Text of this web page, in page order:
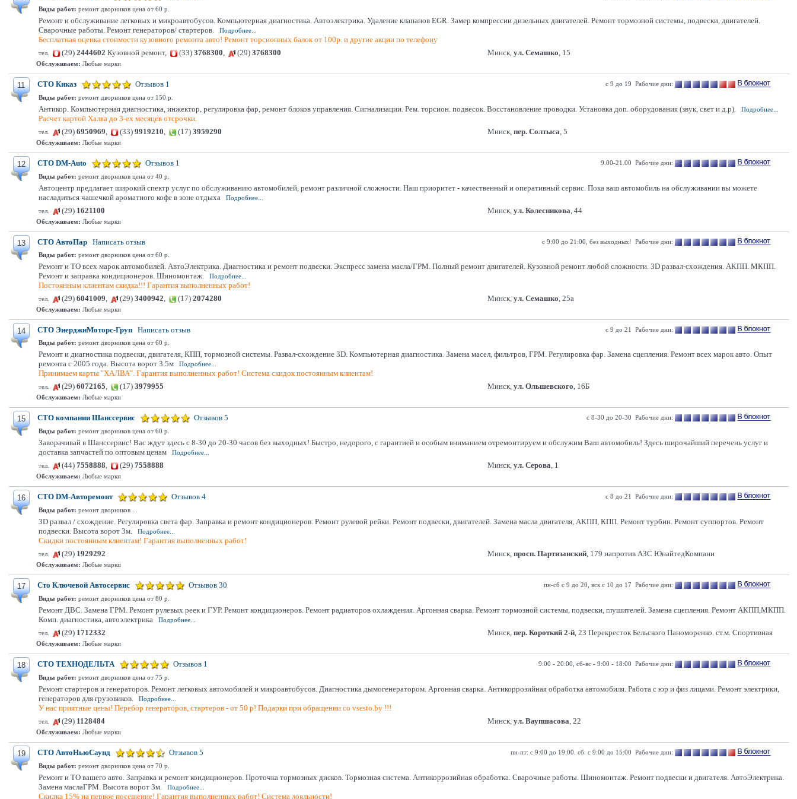
Виды работ: ремонт дворников цена от 60 р.
Ремонт и обслуживание легковых и микроавтобусов. Компьютерная диагностика. Автоэлектрика. Удаление клапанов EGR. Замер компрессии дизельных двигателей. Ремонт тормозной системы, подвески, двигателей.
Сварочные работы. Ремонт генераторов/ стартеров.
Подробнее...
Бесплатная оценка стоимости кузовного ремонта авто! Ремонт торсионных балок от 100р. и другие акции по телефону
тел. (29) 2444602 Кузовной ремонт, (33) 3768300, (29) 3768300 Минск, ул. Семашко, 15
Обслуживаем: Любые марки
11 СТО Киказ Отзывов 1
с 9 до 19 Рабочие дни:
Виды работ: ремонт дворников цена от 150 р.
Антикор. Компьютерная диагностика, инжектор, регулировка фар, ремонт блоков управления. Сигнализации. Рем. торсион. подвесок. Восстановление проводки. Установка доп. оборудования (звук, свет и д.р). Подробнее...
Расчет картой Халва до 3-ех месяцев отсрочки.
тел. (29) 6950969, (33) 9919210, (17) 3959290 Минск, пер. Солтыса, 5
Обслуживаем: Любые марки
12 СТО DM-Auto Отзывов 1
9.00-21.00 Рабочие дни:
Виды работ: ремонт дворников цена от 40 р.
Автоцентр предлагает широкий спектр услуг по обслуживанию автомобилей, ремонт различной сложности. Наш приоритет - качественный и оперативный сервис. Пока ваш автомобиль на обслуживании вы можете
насладиться чашечкой ароматного кофе в зоне отдыха
Подробнее...
тел.
(29) 1621100 Минск, ул. Колесникова, 44
Обслуживаем: Любые марки
13 СТО АвтоПар Написать отзыв
с 9:00 до 21:00, без выходных! Рабочие дни:
Виды работ: ремонт дворников цена от 60 р.
Ремонт и ТО всех марок автомобилей. АвтоЭлектрика. Диагностика и ремонт подвески. Экспресс замена масла/ГРМ. Полный ремонт двигателей. Кузовной ремонт любой сложности. 3D развал-схождения. АКПП. МКПП.
Ремонт и заправка кондиционеров. Шиномонтаж.
Подробнее...
Постоянным клиентам скидка!!! Гарантия выполненных работ!
тел. (29) 6041009, (29) 3400942, (17) 2074280 Минск, ул. Семашко, 25а
Обслуживаем: Любые марки
14 СТО ЭнерджиМоторс-Груп Написать отзыв
с 9 до 21 Рабочие дни:
Виды работ: ремонт дворников цена от 60 р.
Ремонт и диагностика подвески, двигателя, КПП, тормозной системы. Развал-схождение 3D. Компьютерная диагностика. Замена масел, фильтров, ГРМ. Регулировка фар. Замена сцепления. Ремонт всех марок авто. Опыт
ремонта с 2005 года. Высота ворот 3.5м
Подробнее...
Принимаем карты "ХАЛВА". Гарантия выполненных работ! Система скидок постоянным клиентам!
тел. (29) 6072165, (17) 3979955 Минск, ул. Ольшевского, 16Б
Обслуживаем: Любые марки
15 СТО компании Шанссервис Отзывов 5
с 8-30 до 20-30 Рабочие дни:
Виды работ: ремонт дворников цена от 60 р.
Заворачивай в Шанссервис! Вас ждут здесь с 8-30 до 20-30 часов без выходных! Быстро, недорого, с гарантией и особым вниманием отремонтируем и обслужим Ваш автомобиль! Здесь широчайший перечень услуг и
доставка запчастей по оптовым ценам
Подробнее...
тел.
(44) 7558888, (29) 7558888 Минск, ул. Серова, 1
Обслуживаем: Любые марки
16 СТО DM-Авторемонт Отзывов 4
с 8 до 21 Рабочие дни:
Виды работ: ремонт дворников ...
3D развал / схождение. Регулировка света фар. Заправка и ремонт кондиционеров. Ремонт рулевой рейки. Ремонт подвески, двигателей. Замена масла двигателя, АКПП, КПП. Ремонт турбин. Ремонт суппортов. Ремонт
подвески. Высота ворот 3м.
Подробнее...
Скидки постоянным клиентам! Гарантия выполненных работ!
тел. (29) 1929292 Минск, просп. Партизанский, 179 напротив АЗС ЮнайтедКомпани
Обслуживаем: Любые марки
17 Сто Ключевой Автосервис Отзывов 30
пн-сб с 9 до 20, вск с 10 до 17 Рабочие дни:
Виды работ: ремонт дворников цена от 80 р.
Ремонт ДВС. Замена ГРМ. Ремонт рулевых реек и ГУР. Ремонт кондиционеров. Ремонт радиаторов охлаждения. Аргонная сварка. Ремонт тормозной системы, подвески, глушителей. Замена сцепления. Ремонт АКПП,МКПП.
Комп. диагностика, автоэлектрика
Подробнее...
тел.
(29) 1712332 Минск, пер. Короткий 2-й, 23 Перекресток Бельского Паноморенко. ст.м. Спортивная
Обслуживаем: Любые марки
18 СТО ТЕХНОДЕЛЬТА Отзывов 1
9:00 - 20:00, сб-вс - 9:00 - 18:00 Рабочие дни:
Виды работ: ремонт дворников цена от 75 р.
Ремонт стартеров и генераторов. Ремонт легковых автомобилей и микроавтобусов. Диагностика дымогенератором. Аргонная сварка. Антикоррозийная обработка автомобиля. Работа с юр и физ лицами. Ремонт электрики,
генераторов для грузовиков.
Подробнее...
У нас приятные цены! Перебор генераторов, стартеров - от 50 р! Подарки при обращении со vsesto.by !!!
тел. (29) 1128484 Минск, ул. Ваупшасова, 22
Обслуживаем: Любые марки
19 СТО АвтоНьюСаунд Отзывов 5
пн-пт: с 9:00 до 19:00. сб: с 9:00 до 15:00 Рабочие дни:
Виды работ: ремонт дворников цена от 70 р.
Ремонт и ТО вашего авто. Заправка и ремонт кондиционеров. Проточка тормозных дисков. Тормозная система. Антикоррозийная обработка. Сварочные работы. Шиномонтаж. Ремонт подвески и двигателя. АвтоЭлектрика.
Замена маслаГРМ. Высота ворот 3м.
Подробнее...
Скидка 15% на первое посещение! Гарантия выполненных работ! Система лояльности!